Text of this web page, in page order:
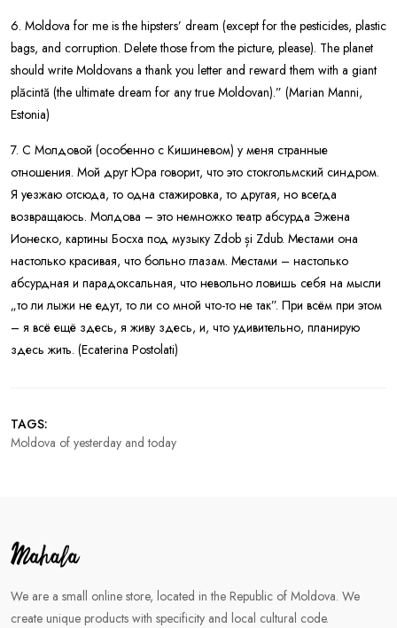
6. Moldova for me is the hipsters’ dream (except for the pesticides, plastic
bags, and corruption. Delete those from the picture, please). The planet
should write Moldovans a thank you letter and reward them with a giant
plăcintă (the ultimate dream for any true Moldovan).” (Marian Manni,
Estonia)
7. С Молдовой (особенно с Кишиневом) у меня странные
отношения. Мой друг Юра говорит, что это стокгольмский синдром.
Я уезжаю отсюда, то одна стажировка, то другая, но всегда
возвращаюсь. Молдова – это немножко театр абсурда Эжена
Ионеско, картины Босха под музыку Zdob și Zdub. Местами она
настолько красивая, что больно глазам. Местами – настолько
абсурдная и парадоксальная, что невольно ловишь себя на мысли
„то ли лыжи не едут, то ли со мной что-то не так”. При всём при этом
– я всё ещё здесь, я живу здесь, и, что удивительно, планирую
здесь жить. (Ecaterina Postolati)
TAGS:
Moldova of yesterday and today
We are a small online store, located in the Republic of Moldova. We
create unique products with specificity and local cultural code.